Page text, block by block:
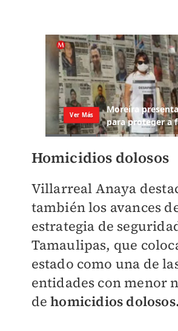
Homicidios dolosos
Villarreal Anaya
también los avances
estrategia de
Tamaulipas, que
estado como una de
entidades con menor
de homicidios